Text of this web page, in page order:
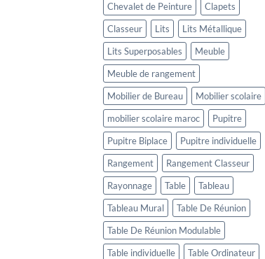
Chevalet de Peinture
Clapets
Classeur
Lits
Lits Métallique
Lits Superposables
Meuble
Meuble de rangement
Mobilier de Bureau
Mobilier scolaire
mobilier scolaire maroc
Pupitre
Pupitre Biplace
Pupitre individuelle
Rangement
Rangement Classeur
Rayonnage
Table
Tableau
Tableau Mural
Table De Réunion
Table De Réunion Modulable
Table individuelle
Table Ordinateur